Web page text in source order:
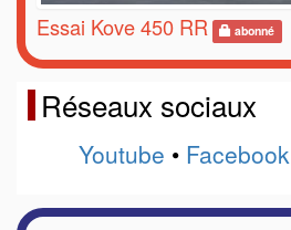
Essai Kove 450 RR abonné
Réseaux sociaux
Youtube • Facebook